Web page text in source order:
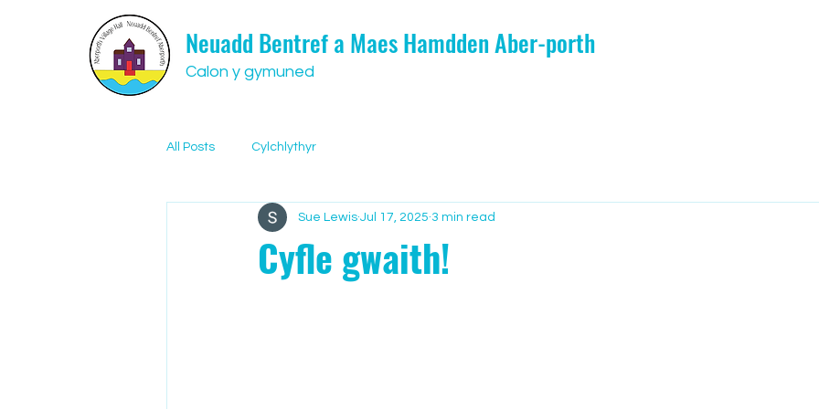
Neuadd Bentref a Maes Hamdden Aber-porth
Calon y gymuned
All Posts Cylchlythyr
Cyfle gwaith!
Sue Lewis Jul 17, 2025 3 min read